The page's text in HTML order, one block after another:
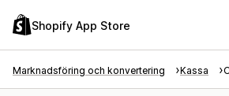
Shopify App Store
Marknadsföring och konvertering Kassa